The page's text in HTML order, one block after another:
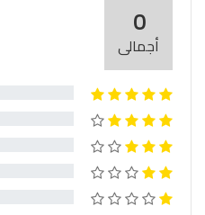
0
أجمالى